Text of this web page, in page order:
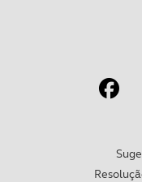
Consulte a política